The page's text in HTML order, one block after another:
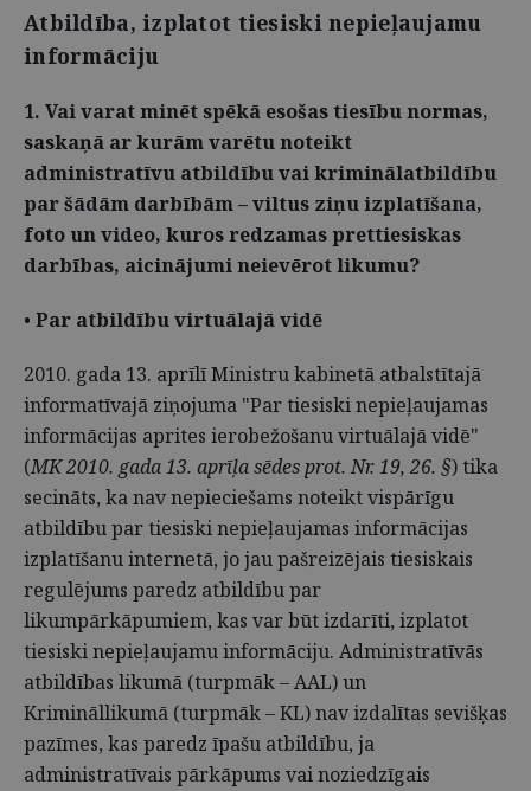
Atbildība, izplatot tiesiski nepieļaujamu
informāciju
1. Vai varat minēt spēkā esošas tiesību normas,
saskaņā ar kurām varētu noteikt
administratīvu atbildību vai kriminālatbildību
par šādām darbībām – viltus ziņu izplatīšana,
foto un video, kuros redzamas prettiesiskas
darbības, aicinājumi neievērot likumu?
• Par atbildību virtuālajā vidē
2010. gada 13. aprīlī Ministru kabinetā atbalstītajā
informatīvajā ziņojuma "Par tiesiski nepieļaujamas
informācijas aprites ierobežošanu virtuālajā vidē"
(MK 2010. gada 13. aprīļa sēdes prot. Nr. 19, 26. §) tika
secināts, ka nav nepieciešams noteikt vispārīgu
atbildību par tiesiski nepieļaujamas informācijas
izplatīšanu internetā, jo jau pašreizējais tiesiskais
regulējums paredz atbildību par
likumpārkāpumiem, kas var būt izdarīti, izplatot
tiesiski nepieļaujamu informāciju. Administratīvās
atbildības likumā (turpmāk – AAL) un
Krimināllikumā (turpmāk – KL) nav izdalītas sevišķas
pazīmes, kas paredz īpašu atbildību, ja
administratīvais pārkāpums vai noziedzīgais